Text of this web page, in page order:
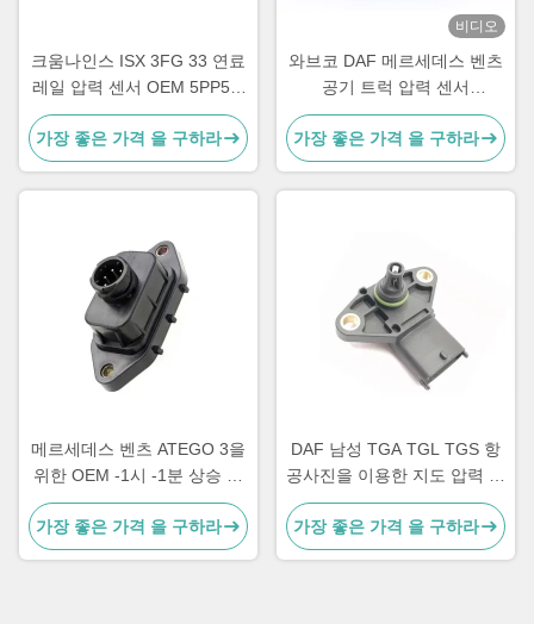
크움나인스 ISX 3FG 33 연료
레일 압력 센서 OEM 5PP5 3
4954245
가장 좋은 가격 을 구하라
비디오
와브코 DAF 메르세데스 벤츠
공기 트럭 압력 센서
4410430021 9325000011
1518729
가장 좋은 가격 을 구하라
메르세데스 벤츠 ATEGO 3을
위한 OEM -1시 -1분 상승 트
럭 압력 센서
가장 좋은 가격 을 구하라
DAF 남성 TGA TGL TGS 항
공사진을 이용한 지도 압력 센
서 -1시 -1분
가장 좋은 가격 을 구하라